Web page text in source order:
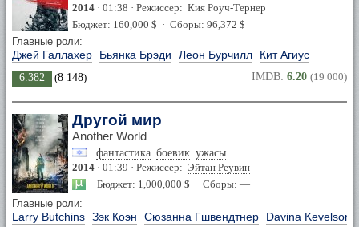
2014 · 01:38 · Режиссер: Кия Роуч-Тернер
Бюджет: 160,000 $ · Сборы: 96,372 $
Главные роли:
Джей Галлахер Бьянка Брэди Леон Бурчилл Кит Агиус
6.382 (8 148) IMDB: 6.20 (19 000)
Другой мир
Another World
фантастика боевик ужасы
2014 · 01:39 · Режиссер: Эйтан Реувин
Бюджет: 1,000,000 $ · Сборы: —
Главные роли:
Larry Butchins Зэк Коэн Сюзанна Гшвендтнер Davina Kevelson